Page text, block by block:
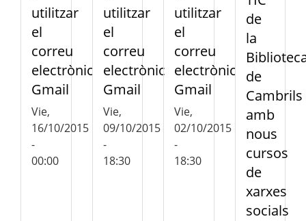
utilitzar
el
correu
electrònic
Gmail
Vie,
16/10/2015
-
00:00
utilitzar
el
correu
electrònic
Gmail
Vie,
09/10/2015
-
18:30
utilitzar
el
correu
electrònic
Gmail
Vie,
02/10/2015
-
18:30
de
la
de
Cambrils
amb
nous
cursos
de
xarxes
socials